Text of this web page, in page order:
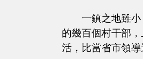
一鎮之地雖
的幾百個村干部
活，比當省市領導